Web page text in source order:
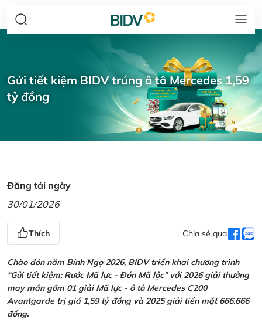
Gửi tiết kiệm BIDV trúng ô tô Mercedes 1,59
tỷ đồng
Đăng tải ngày
30/01/2026
Thích Chia sẻ qua
Chào đón năm Bính Ngọ 2026, BIDV triển khai chương trình
“Gửi tiết kiệm: Rước Mã lực - Đón Mã lộc” với 2026 giải thưởng
may mắn gồm 01 giải Mã lực - ô tô Mercedes C200
Avantgarde trị giá 1,59 tỷ đồng và 2025 giải tiền mặt 666.666
đồng.